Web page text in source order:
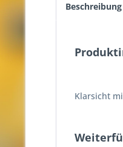
Beschreibung
Klarsicht